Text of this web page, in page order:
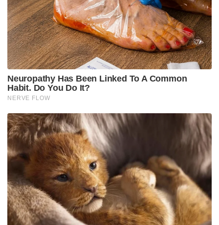
പേരുണ്ടായിരുന്നു. ആ പൗരാണിക ജ്യോതിശാസ്ത്ര
പാരമ്പര്യത്തിന്റെ ജീവിക്കുന്ന അടയാളമാണ്
ചിത്രാചൽ കുന്നിൻമുകളിലെ ഈ കോവിൽ.
ഇവിടുത്തെ പ്രധാന ഗർഭഗൃഹത്തിലേക്ക്
പ്രവേശിക്കുമ്പോൾ തന്നെ നമ്മിലെ ലൗകികമായ
ആകുലതകൾ ഒഴിഞ്ഞുമാറും. ഒൻപത് ഗ്രഹങ്ങളെ
പ്രതിനിധീകരിക്കുന്ന ആ ശിവലിംഗങ്ങൾക്ക് മുന്നിൽ
ദോഷപരിഹാര പൂജകൾ നടത്തി കൈകൂപ്പുമ്പോൾ,
പ്രപഞ്ചശക്തികളെല്ലാം ആ മഹാദേവന്റെ
കാരുണ്യത്തിന് മുന്നിൽ ശാന്തമാകുകയാണെന്ന
പവിത്രമായ ബോധ്യം ഉള്ളിൽ നിറയും.
മലമുകളിലുള്ള ഈ കോവിലിൽ നിന്നും താഴേക്ക്
നോക്കുമ്പോൾ ബ്രഹ്മപുത്ര നദിയുടെ തീരത്ത്
പരന്നുകിടക്കുന്ന ഗുവാഹത്തി നഗരത്തിന്റെ
അതിമനോഹരമായ ദൃശ്യം കാത്‌രമായ ഒരു
അനുഭൂതിയാണ് സമ്മാനിക്കുന്നത്. കാമാഖ്യാ